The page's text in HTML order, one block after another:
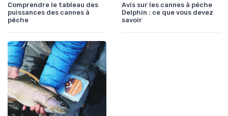
Comprendre le tableau des
puissances des cannes à
pêche
Avis sur les cannes à pêche
Delphin : ce que vous devez
savoir